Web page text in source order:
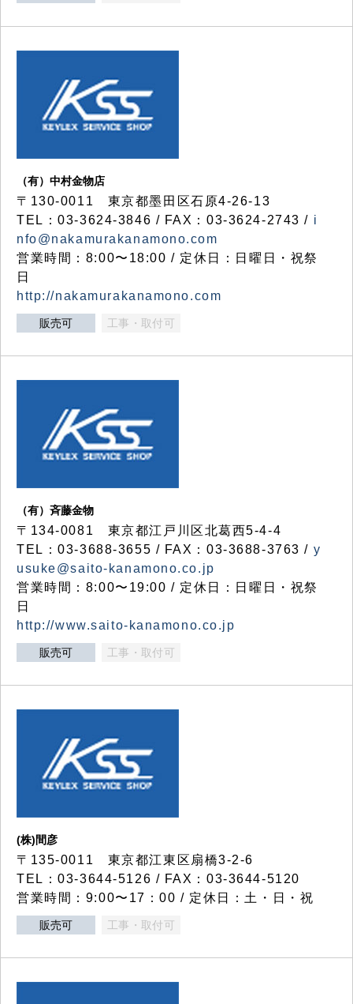
（有）中村金物店
〒130-0011 東京都墨田区石原4-26-13
TEL：03-3624-3846 / FAX：03-3624-2743 / i
nfo@nakamurakanamono.com
営業時間：8:00〜18:00 / 定休日：日曜日・祝祭
日
http://nakamurakanamono.com
販売可 工事・取付可
（有）斉藤金物
〒134-0081 東京都江戸川区北葛西5-4-4
TEL：03-3688-3655 / FAX：03-3688-3763 / y
usuke@saito-kanamono.co.jp
営業時間：8:00〜19:00 / 定休日：日曜日・祝祭
日
http://www.saito-kanamono.co.jp
販売可 工事・取付可
(株)間彦
〒135-0011 東京都江東区扇橋3-2-6
TEL：03-3644-5126 / FAX：03-3644-5120
営業時間：9:00〜17：00 / 定休日：土・日・祝
販売可 工事・取付可